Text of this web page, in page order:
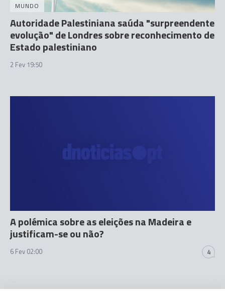
MUNDO
Autoridade Palestiniana saúda "surpreendente
evolução" de Londres sobre reconhecimento de
Estado palestiniano
2 Fev 19:50
A polémica sobre as eleições na Madeira e
justificam-se ou não?
6 Fev 02:00 4